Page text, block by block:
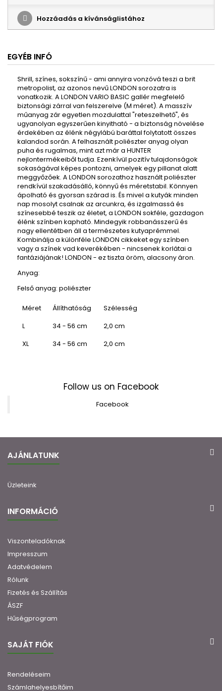
Hozzáadás a kívánságlistához
EGYÉB INFÓ
Shrill, színes, sokszínű - ami annyira vonzóvá teszi a brit
metropolist, az azonos nevű LONDON sorozatra is
vonatkozik. A LONDON VARIO BASIC gallér megfelelő
biztonsági zárral van felszerelve (M méret). A masszív
műanyag zár egyetlen mozdulattal "reteszelhető", és
ugyanolyan egyszerűen kinyitható - a biztonság növelése
érdekében az élénk négylábú baráttal folytatott összes
kalandod során. A felhasznált poliészter anyag olyan
puha és rugalmas, mint azt már a HUNTER
nejlontermékeiből tudja. Ezenkívül pozitív tulajdonságok
sokaságával képes pontozni, amelyek egy pillanat alatt
meggyőzőek. A LONDON sorozathoz használt poliészter
rendkívül szakadásálló, könnyű és méretstabil. Könnyen
ápolható és gyorsan szárad is. És mivel a kutyák minden
nap mosolyt csalnak az arcunkra, és izgalmassá és
színesebbé teszik az életet, a LONDON sokféle, gazdagon
élénk színben kapható. Mindegyik robbanásszerű és
nagy ellentétben áll a természetes kutyaprémmel.
Kombinálja a különféle LONDON cikkeket egy színben
vagy a színek vad keverékében - nincsenek korlátai a
fantáziájának! LONDON - ez tiszta öröm, alacsony áron.
Anyag:
Felső anyag: poliészter
Méret Állíthatóság
Szélesség
L
34 - 56 cm
2,0 cm
XL
34 - 56 cm 2,0 cm
Follow us on Facebook
Facebook
AJÁNLATUNK
Üzleteink
INFORMÁCIÓ
Viszonteladóknak
Impresszum
Adatvédelem
Rólunk
Fizetés és Szállítás
ÁSZF
Hűségprogram
SAJÁT FIÓK
Rendeléseim
Számlahelyesbítőim